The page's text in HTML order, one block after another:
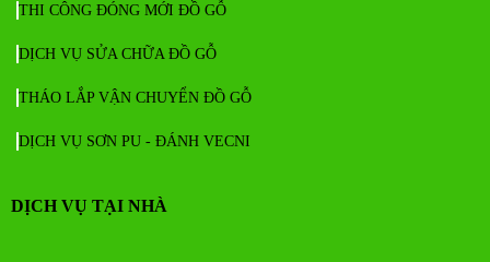
THI CÔNG ĐÓNG MỚI ĐỒ GỖ
DỊCH VỤ SỬA CHỮA ĐỒ GỖ
THÁO LẮP VẬN CHUYỂN ĐỒ GỖ
DỊCH VỤ SƠN PU - ĐÁNH VECNI
DỊCH VỤ TẠI NHÀ